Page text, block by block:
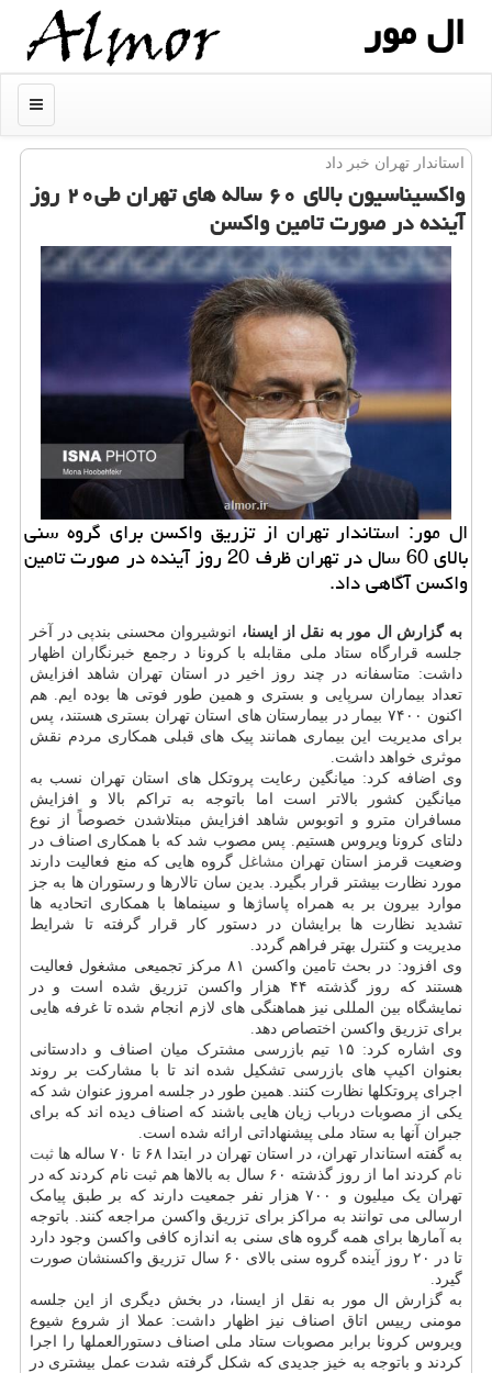
ال مور
منو
استاندار تهران خبر داد
واكسیناسیون بالای ۶۰ ساله های تهران طی۲۰ روز
آینده در صورت تامین واكسن
ال مور: استاندار تهران از تزریق واکسن برای گروه سنی
بالای 60 سال در تهران ظرف 20 روز آینده در صورت تامین
واکسن آگاهی داد.
به گزارش ال مور به نقل از ایسنا،
انوشیروان محسنی بندپی در آخر
جلسه قرارگاه ستاد ملی مقابله با کرونا د رجمع خبرنگاران اظهار
داشت: متاسفانه در چند روز اخیر در استان تهران شاهد افزایش
تعداد بیماران سرپایی و بستری و همین طور فوتی ها بوده ایم. هم
اکنون ۷۴۰۰ بیمار در بیمارستان های استان تهران بستری هستند، پس
برای مدیریت این بیماری همانند پیک های قبلی همکاری مردم نقش
موثری خواهد داشت.
وی اضافه کرد: میانگین رعایت پروتکل های استان تهران نسب به
میانگین کشور بالاتر است اما باتوجه به تراکم بالا و افزایش
مسافران مترو و اتوبوس شاهد افزایش مبتلاشدن خصوصاً از نوع
دلتای کرونا ویروس هستیم. پس مصوب شد که با همکاری اصناف در
وضعیت قرمز استان تهران مشاغل گروه هایی که منع فعالیت دارند
مورد نظارت بیشتر قرار بگیرد. بدین سان تالارها و رستوران ها به جز
موارد بیرون بر به همراه پاساژها و سینماها با همکاری اتحادیه ها
تشدید نظارت ها برایشان در دستور کار قرار گرفته تا شرایط
مدیریت و کنترل بهتر فراهم گردد.
وی افزود: در بحث تامین واکسن ۸۱ مرکز تجمیعی مشغول فعالیت
هستند که روز گذشته ۴۴ هزار واکسن تزریق شده است و در
نمایشگاه بین المللی نیز هماهنگی های لازم انجام شده تا غرفه هایی
برای تزریق واکسن اختصاص دهد.
وی اشاره کرد: ۱۵ تیم بازرسی مشترک میان اصناف و دادستانی
بعنوان اکیپ های بازرسی تشکیل شده اند تا با مشارکت بر روند
اجرای پروتکلها نظارت کنند. همین طور در جلسه امروز عنوان شد که
یکی از مصوبات درباب زیان هایی باشند که اصناف دیده اند که برای
جبران آنها به ستاد ملی پیشنهاداتی ارائه شده است.
به گفته استاندار تهران، در استان تهران در ابتدا ۶۸ تا ۷۰ ساله ها
ثبت
نام
کردند اما از روز گذشته ۶۰ سال به بالاها هم ثبت نام کردند که در
تهران یک میلیون و ۷۰۰ هزار نفر جمعیت دارند که بر طبق پیامک
ارسالی می توانند به مراکز برای تزریق واکسن مراجعه کنند. باتوجه
به آمارها برای همه گروه های سنی به اندازه کافی واکسن وجود دارد
تا در ۲۰ روز آینده گروه سنی بالای ۶۰ سال تزریق واکسنشان صورت
گیرد.
به گزارش ال مور به نقل از ایسنا، در بخش دیگری از این جلسه
مومنی رییس اتاق اصناف نیز اظهار داشت: عملا از شروع شیوع
ویروس کرونا برابر مصوبات ستاد ملی اصناف دستورالعملها را اجرا
کردند و باتوجه به خیز جدیدی که شکل گرفته شدت عمل بیشتری در